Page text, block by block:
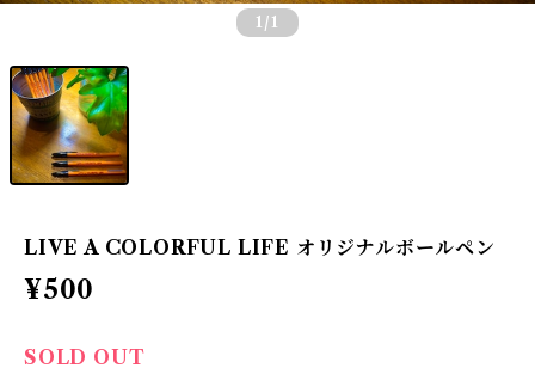
1 /1
LIVE A COLORFUL LIFE オリジナルボールペン
¥500
SOLD OUT